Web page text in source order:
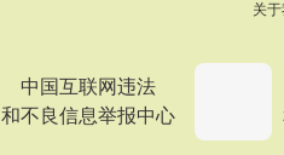
关
中国互联网违法
和不良信息举报中心